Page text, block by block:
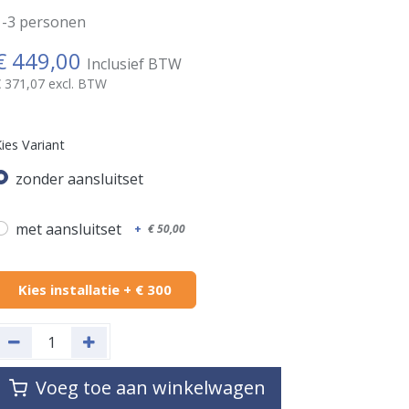
3 personen
449,00 Inclusief BTW
371,07 excl. BTW
Variant
zonder aansluitset
met aansluitset + €50,00
Kies installatie + € 300
Voeg toe aan winkelwagen